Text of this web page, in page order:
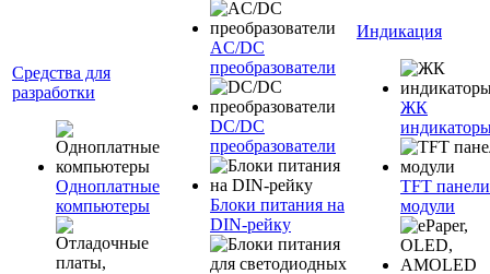
Средства для
разработки
Одноплатные
компьютеры
AC/DC
преобразователи
DC/DC
преобразователи
Блоки питания на
DIN-рейку
Индикация
ЖК
TFT
модули